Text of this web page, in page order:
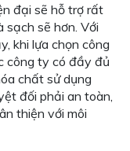
đại sẽ hỗ trợ rất
sạch sẽ hơn. Với
khi lựa chọn công
công ty có đầy đủ
chất sử dụng
đối phải an toàn,
thiện với môi